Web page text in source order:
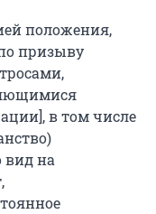
положения,
призыву
в том числе
вид на